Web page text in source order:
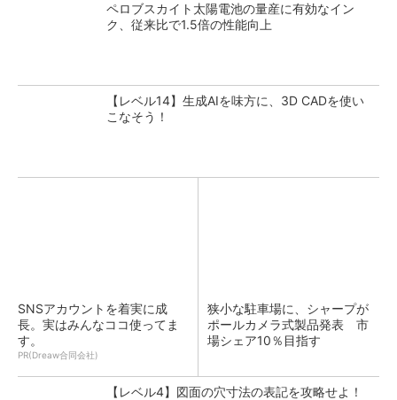
ペロブスカイト太陽電池の量産に有効なイン
ク、従来比で1.5倍の性能向上
【レベル14】生成AIを味方に、3D CADを使い
こなそう！
SNSアカウントを着実に成
長。実はみんなココ使ってま
す。
PR(Dreaw合同会社)
狭小な駐車場に、シャープが
ポールカメラ式製品発表 市
場シェア10％目指す
【レベル4】図面の穴寸法の表記を攻略せよ！